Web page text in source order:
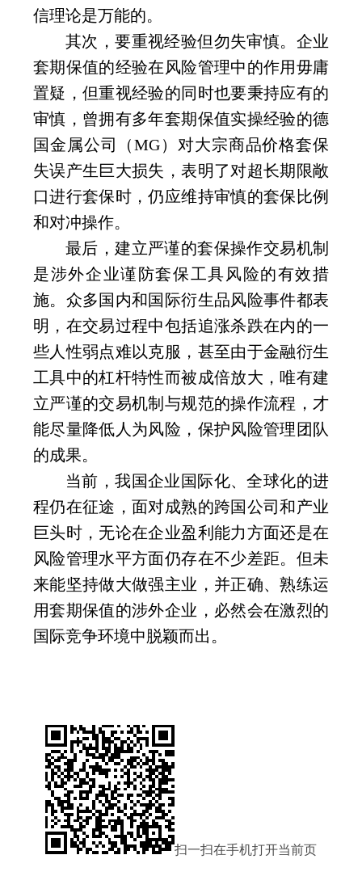
信理论是万能的。
其次，要重视经验但勿失审慎。企业
套期保值的经验在风险管理中的作用毋庸
置疑，但重视经验的同时也要秉持应有的
审慎，曾拥有多年套期保值实操经验的德
国金属公司（MG）对大宗商品价格套保
失误产生巨大损失，表明了对超长期限敞
口进行套保时，仍应维持审慎的套保比例
和对冲操作。
最后，建立严谨的套保操作交易机制
是涉外企业谨防套保工具风险的有效措
施。众多国内和国际衍生品风险事件都表
明，在交易过程中包括追涨杀跌在内的一
些人性弱点难以克服，甚至由于金融衍生
工具中的杠杆特性而被成倍放大，唯有建
立严谨的交易机制与规范的操作流程，才
能尽量降低人为风险，保护风险管理团队
的成果。
当前，我国企业国际化、全球化的进
程仍在征途，面对成熟的跨国公司和产业
巨头时，无论在企业盈利能力方面还是在
风险管理水平方面仍存在不少差距。但未
来能坚持做大做强主业，并正确、熟练运
用套期保值的涉外企业，必然会在激烈的
国际竞争环境中脱颖而出。
扫一扫在手机打开当前页